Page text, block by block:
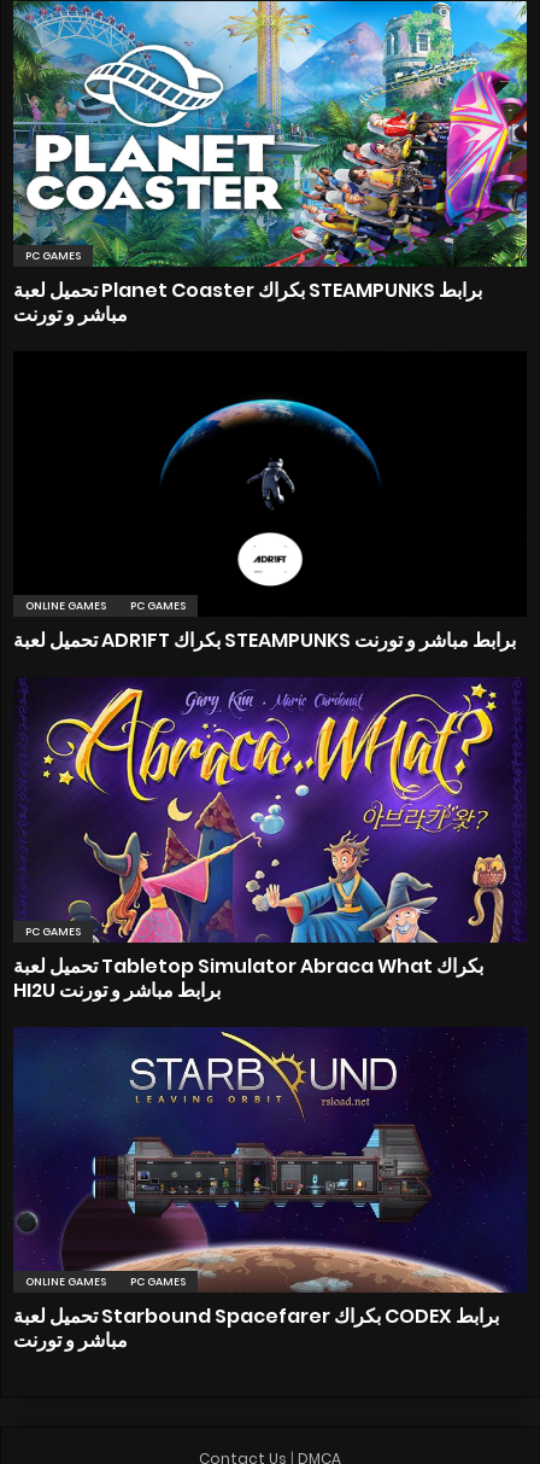
PC GAMES
تحميل لعبة Planet Coaster بكراك STEAMPUNKS برابط
مباشر و تورنت
ONLINE GAMES PC GAMES
تحميل لعبة ADR1FT بكراك STEAMPUNKS برابط مباشر و تورنت
PC GAMES
تحميل لعبة Tabletop Simulator Abraca What بكراك
HI2U برابط مباشر و تورنت
ONLINE GAMES PC GAMES
تحميل لعبة Starbound Spacefarer بكراك CODEX برابط
مباشر و تورنت
Contact Us | DMCA